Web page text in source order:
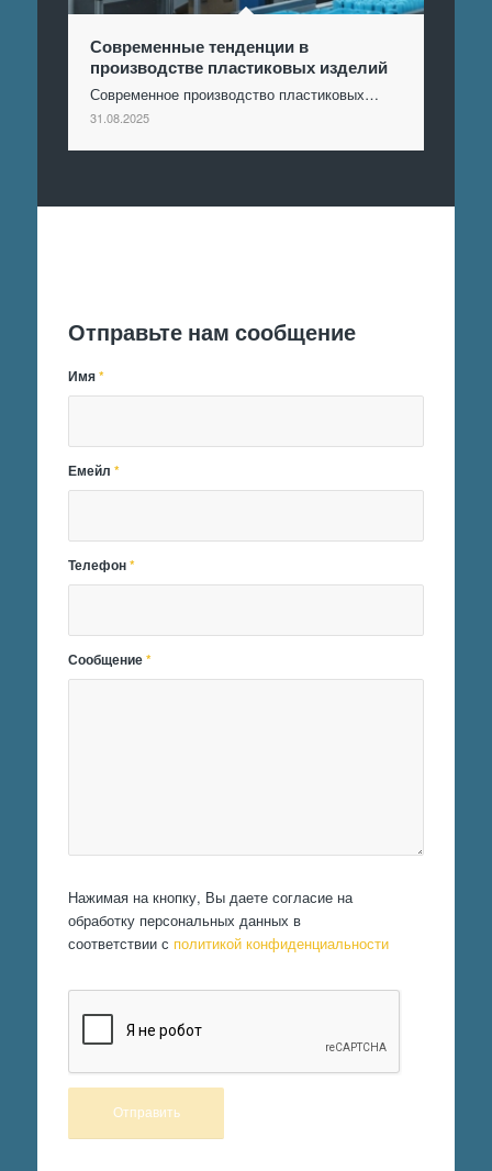
Современные тенденции в
производстве пластиковых изделий
Современное производство пластиковых…
31.08.2025
Отправьте нам сообщение
Имя*
Емейл*
Телефон*
Сообщение*
Нажимая на кнопку, Вы даете согласие на
обработку персональных данных в
соответствии с политикой конфиденциальности